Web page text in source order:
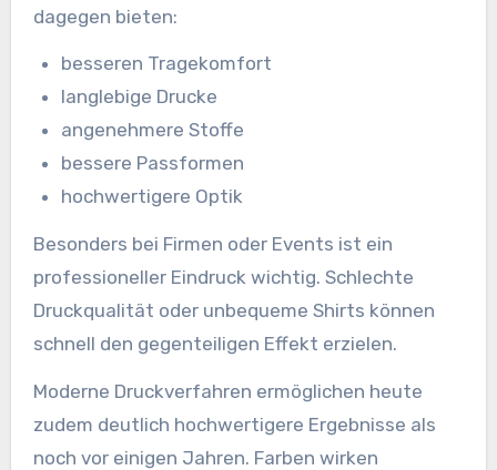
dagegen bieten:
besseren Tragekomfort
langlebige Drucke
angenehmere Stoffe
bessere Passformen
hochwertigere Optik
Besonders bei Firmen oder Events ist ein
professioneller Eindruck wichtig. Schlechte
Druckqualität oder unbequeme Shirts können
schnell den gegenteiligen Effekt erzielen.
Moderne Druckverfahren ermöglichen heute
zudem deutlich hochwertigere Ergebnisse als
noch vor einigen Jahren. Farben wirken